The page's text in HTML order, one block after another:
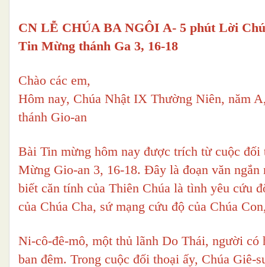
CN LỄ CHÚA BA NGÔI A- 5 phút Lời
Tin Mừng thánh Ga 3, 16-18
Chào các em,
Hôm nay, Chúa Nhật IX Thường Niên, năm
thánh Gio-an
Bài Tin mừng hôm nay được trích từ cuộc
Mừng Gio-an 3, 16-18. Đây là đoạn văn
biết căn tính của Thiên Chúa là tình yêu cứu
của Chúa Cha, sứ mạng cứu độ của Chúa
Ni-cô-đê-mô, một thủ lãnh Do Thái, người
ban đêm. Trong cuộc đối thoại ấy, Chúa